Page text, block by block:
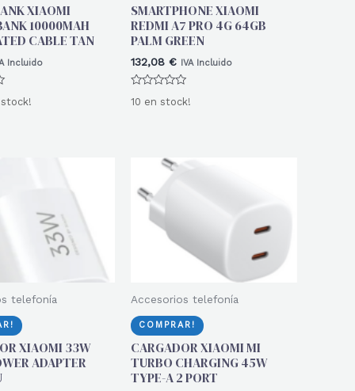
XIAOMI
10000MAH
CABLE TAN
Incluido
stock!
SMARTPHONE XIAOMI
REDMI A7 PRO 4G 64GB
PALM GREEN
132,08€ IVA Incluido
con
10 en stock!
telefonía
XIAOMI 33W
ADAPTER
Accesorios telefonía
COMPRAR!
CARGADOR XIAOMI MI
TURBO CHARGING 45W
TYPE-A 2 PORT